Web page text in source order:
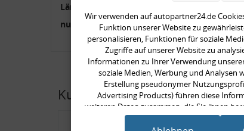
Länge [mm]:
nur paarweise austauschen:
Kunden kauften auch
Wir verwenden auf autopartner24.de
Funktion unserer Website zu
personalisieren, Funktionen für soziale
Zugriffe auf unserer Website zu
Informationen zu Ihrer Verwendung
soziale Medien, Werbung und Analysen
Erstellung pseudonymer
Advertising Products) führen diese
weiteren Daten zusammen, die Sie ihnen
eines persönlichen Accounts) oder welche